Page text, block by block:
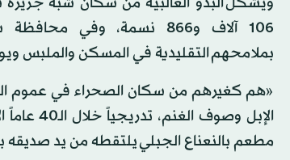
بملامحهم التقليدية في المسكن والملبس
«هم كغيرهم من سكان الصحراء في عموم
الإبل
مطعم بالنعناع الجبلي يلتقطه من يد